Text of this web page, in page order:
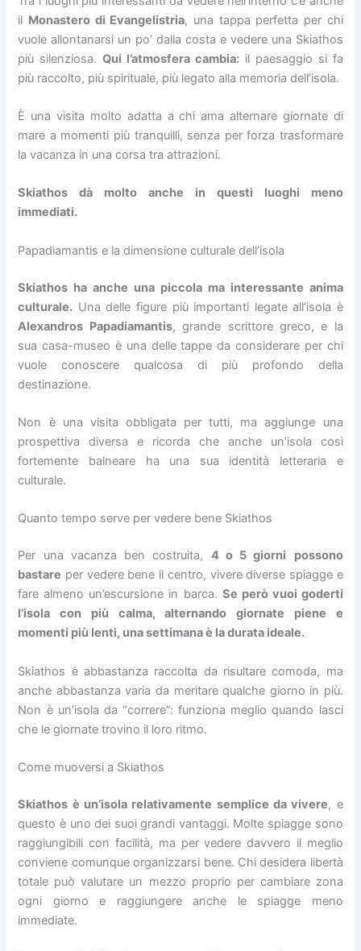
il Monastero di Evangelistria, una tappa perfetta per chi
vuole allontanarsi un po’ dalla costa e vedere una Skiathos
più silenziosa.Qui l’atmosfera cambia: il paesaggio si fa
più raccolto, più spirituale, più legato alla memoria dell’isola.
È una visita molto adatta a chi ama alternare giornate di
mare a momenti più tranquilli, senza per forza trasformare
la vacanza in una corsa tra attrazioni.
Skiathos dà molto anche in questi luoghi meno
immediati.
Papadiamantis e la dimensione culturale dell’isola
Skiathos ha anche una piccola ma interessante anima
culturale. Una delle figure più importanti legate all’isola è
Alexandros Papadiamantis, grande scrittore greco, e la
sua casa-museo è una delle tappe da considerare per chi
vuole conoscere qualcosa di più profondo della
destinazione.
Non è una visita obbligata per tutti, ma aggiunge una
prospettiva diversa e ricorda che anche un’isola così
fortemente balneare ha una sua identità letteraria e
culturale.
Quanto tempo serve per vedere bene Skiathos
Per una vacanza ben costruita, 4 o 5 giorni
possono
bastare per vedere bene il centro, vivere diverse spiagge e
fare almeno un’escursione in barca. Se però vuoi goderti
l’isola con più calma, alternando giornate piene e
momenti più lenti, una settimana è la durata ideale.
Skiathos è abbastanza raccolta da risultare comoda, ma
anche abbastanza varia da meritare qualche giorno in più.
Non è un’isola da “correre”: funziona meglio quando lasci
che le giornate trovino il loro ritmo.
Come muoversi a Skiathos
Skiathos è un’isola relativamente semplice da vivere, e
questo è uno dei suoi grandi vantaggi. Molte spiagge sono
raggiungibili con facilità, ma per vedere davvero il meglio
conviene comunque organizzarsi bene. Chi desidera libertà
totale può valutare un mezzo proprio per cambiare zona
ogni giorno e raggiungere anche le spiagge meno
immediate.